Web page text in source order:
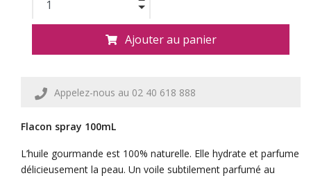
Ajouter au panier
Appelez-nous au 02 40 618 888
Flacon spray 100mL
L’huile gourmande est 100% naturelle. Elle hydrate et parfume
délicieusement la peau. Un voile subtilement parfumé au